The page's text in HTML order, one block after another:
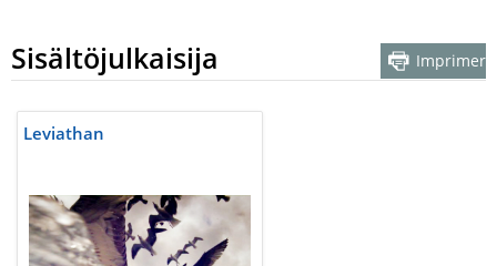
Sisältöjulkaisija Imprimer
Leviathan